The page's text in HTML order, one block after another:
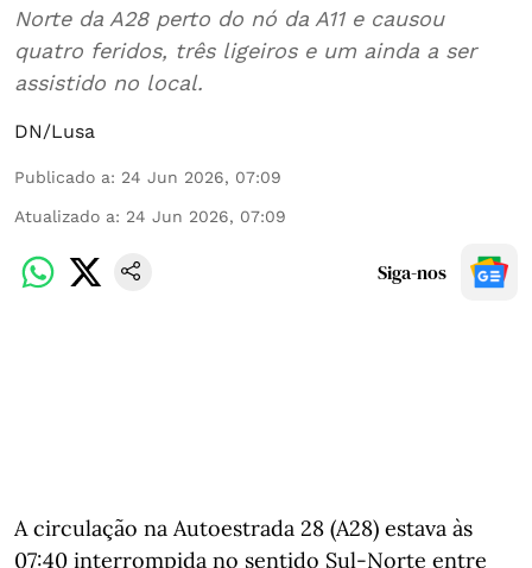
Norte da A28 perto do nó da A11 e causou
quatro feridos, três ligeiros e um ainda a ser
assistido no local.
DN/Lusa
Publicado a: 24 Jun 2026, 07:09
Atualizado a: 24 Jun 2026, 07:09
Siga-nos
A circulação na Autoestrada 28 (A28) estava às
07:40 interrompida no sentido Sul-Norte entre